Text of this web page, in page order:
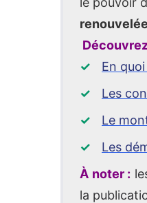
En
Les
Le
Les
À noter :
la